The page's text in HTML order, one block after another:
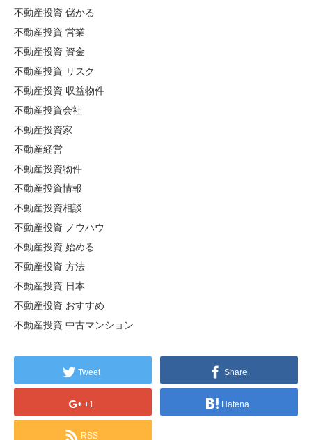
不動産投資 儲かる
不動産投資 営業
不動産投資 資金
不動産投資 リスク
不動産投資 収益物件
不動産投資会社
不動産投資家
不動産経営
不動産投資物件
不動産投資情報
不動産投資相談
不動産投資 ノウハウ
不動産投資 始める
不動産投資 方法
不動産投資 日本
不動産投資 おすすめ
不動産投資 中古マンション
Tweet Share
+1 Hatena
RSS